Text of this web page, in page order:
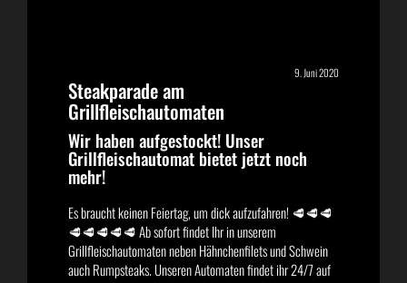
9. Juni 2020
Steakparade am
Grillfleischautomaten
Wir haben aufgestockt! Unser
Grillfleischautomat bietet jetzt noch
mehr!
Es braucht keinen Feiertag, um dick aufzufahren! 🥩🥩🥩
🥩🥩🥩🥩🥩 Ab sofort findet Ihr in unserem
Grillfleischautomaten neben Hähnchenfilets und Schwein
auch Rumpsteaks. Unseren Automaten findet ihr 24/7 auf